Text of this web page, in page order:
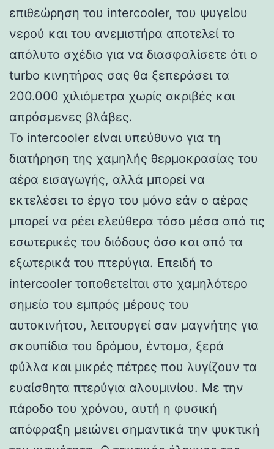
επιθεώρηση του intercooler, του ψυγείου
νερού και του ανεμιστήρα αποτελεί το
απόλυτο σχέδιο για να διασφαλίσετε ότι ο
turbo κινητήρας σας θα ξεπεράσει τα
200.000 χιλιόμετρα χωρίς ακριβές και
απρόσμενες βλάβες.
Το intercooler είναι υπεύθυνο για τη
διατήρηση της χαμηλής θερμοκρασίας του
αέρα εισαγωγής, αλλά μπορεί να
εκτελέσει το έργο του μόνο εάν ο αέρας
μπορεί να ρέει ελεύθερα τόσο μέσα από τις
εσωτερικές του διόδους όσο και από τα
εξωτερικά του πτερύγια. Επειδή το
intercooler τοποθετείται στο χαμηλότερο
σημείο του εμπρός μέρους του
αυτοκινήτου, λειτουργεί σαν μαγνήτης για
σκουπίδια του δρόμου, έντομα, ξερά
φύλλα και μικρές πέτρες που λυγίζουν τα
ευαίσθητα πτερύγια αλουμινίου. Με την
πάροδο του χρόνου, αυτή η φυσική
απόφραξη μειώνει σημαντικά την ψυκτική